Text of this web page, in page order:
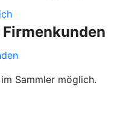
Sammler möglich.